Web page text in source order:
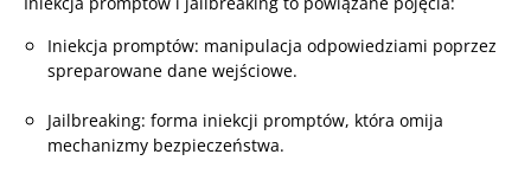
Iniekcja promptów: manipulacja odpowiedziami poprzez
spreparowane dane wejściowe.
Jailbreaking: forma iniekcji promptów, która omija
mechanizmy bezpieczeństwa.